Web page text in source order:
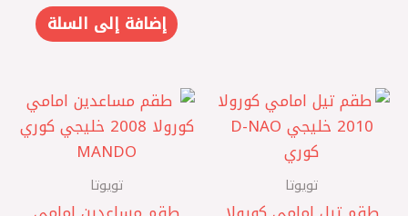
إضافة إلى السلة
تويوتا تويوتا